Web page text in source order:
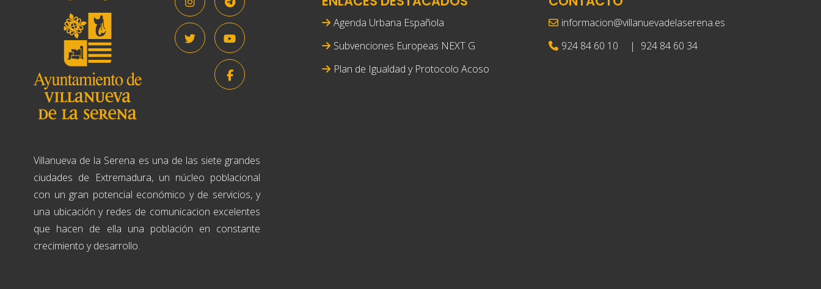
Villanueva de la Serena es una de las siete grandes
ciudades de Extremadura, un núcleo poblacional
con un gran potencial económico y de servicios, y
una ubicación y redes de comunicacion excelentes
que hacen de ella una población en constante
crecimiento y desarrollo.
Agenda Urbana Española
Subvenciones Europeas NEXT G
Plan de Igualdad y Protocolo Acoso
informacion@villanuevadelaserena.es
924 84 60 10
| 924 84 60 34